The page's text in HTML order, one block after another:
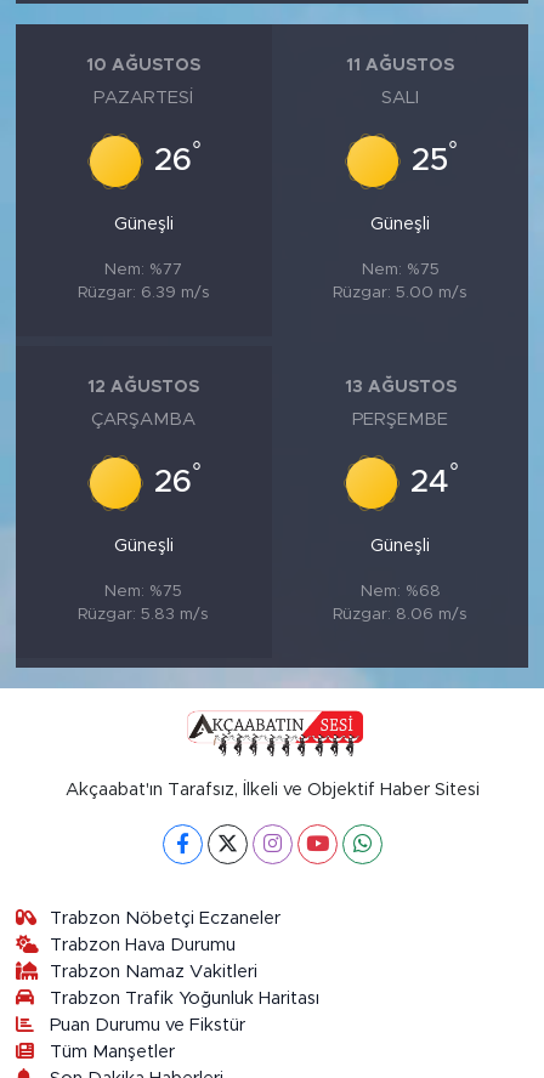
10 AĞUSTOS
PAZARTESI
26°
Güneşli
Nem: %77
Rüzgar: 6.39 m/s
11 AĞUSTOS
SALI
25°
Güneşli
Nem: %75
Rüzgar: 5.00 m/s
12 AĞUSTOS
ÇARŞAMBA
26°
Güneşli
Nem: %75
Rüzgar: 5.83 m/s
13 AĞUSTOS
PERŞEMBE
24°
Güneşli
Nem: %68
Rüzgar: 8.06 m/s
Akçaabat'ın Tarafsız, İlkeli ve Objektif Haber Sitesi
Trabzon Nöbetçi Eczaneler
Trabzon Hava Durumu
Trabzon Namaz Vakitleri
Trabzon Trafik Yoğunluk Haritası
Puan Durumu ve Fikstür
Tüm Manşetler